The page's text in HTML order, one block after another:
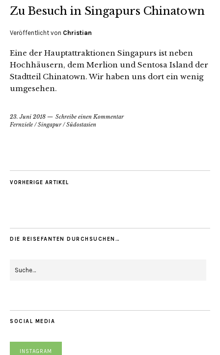
Zu Besuch in Singapurs Chinatown
Veröffentlicht von Christian
Eine der Hauptattraktionen Singapurs ist neben
Hochhäusern, dem Merlion und Sentosa Island der
Stadtteil Chinatown. Wir haben uns dort ein wenig
umgesehen.
23. Juni 2018
Schreibe einen Kommentar
Fernziele /Singapur/Südostasien
VORHERIGE ARTIKEL
DIE REISEFANTEN DURCHSUCHEN…
SOCIAL MEDIA
INSTAGRAM